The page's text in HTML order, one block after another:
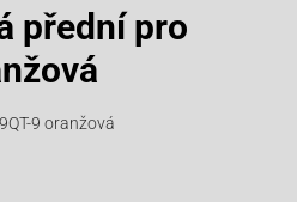
přední pro
9 oranžová